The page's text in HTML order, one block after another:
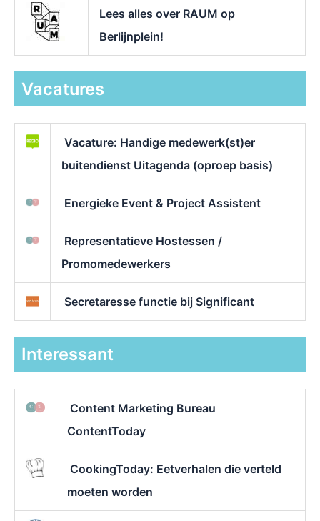
Lees alles over RAUM op
Berlijnplein!
Vacatures
Vacature: Handige medewerk(st)er
buitendienst Uitagenda (oproep basis)
Energieke Event & Project Assistent
Representatieve Hostessen /
Promomedewerkers
Secretaresse functie bij Significant
Interessant
Content Marketing Bureau
ContentToday
CookingToday: Eetverhalen die verteld
moeten worden